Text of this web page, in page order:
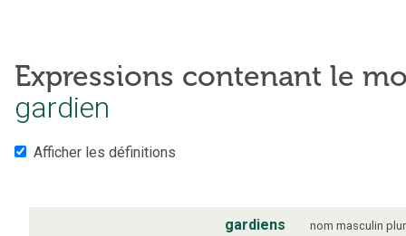
Expressions contenant le
gardien
Afficher les définitions
gardiens nom masculin